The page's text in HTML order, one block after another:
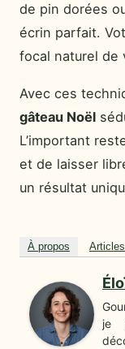
de pin dorées
écrin parfait.
focal naturel de
Avec ces
gâteau Noël
L’important
et de laisser
un résultat
À propos
je